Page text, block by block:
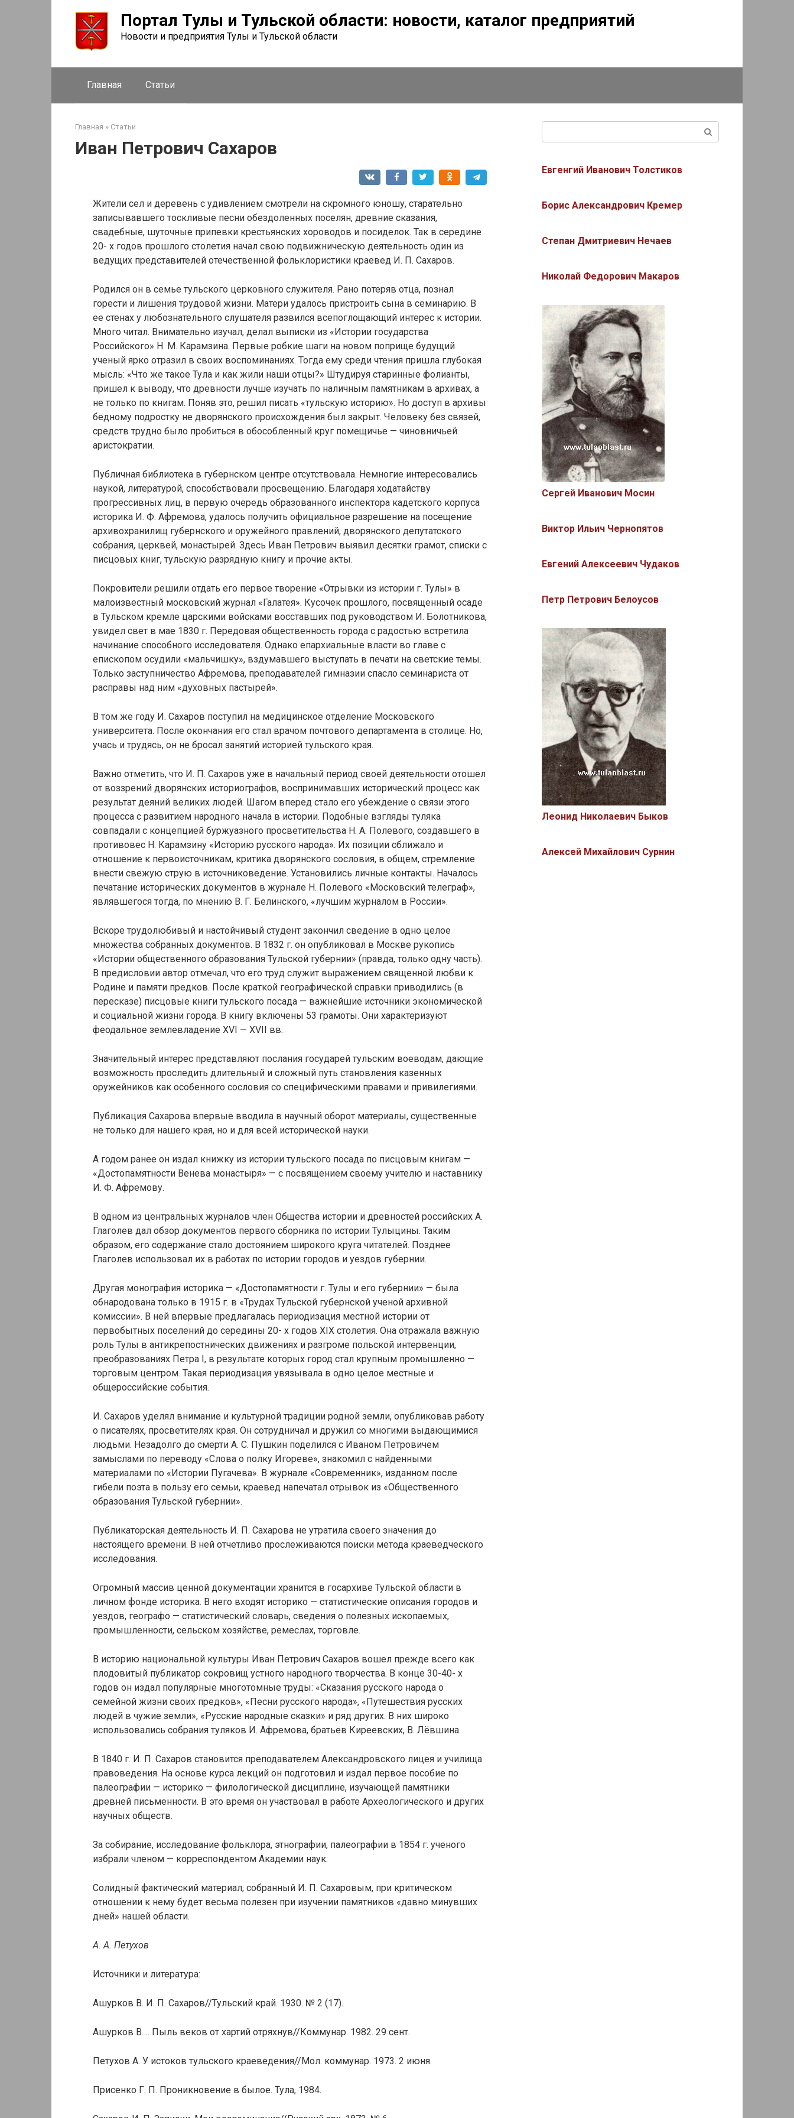
Портал Тулы и Тульской области: новости, каталог предприятий
Новости и предприятия Тулы и Тульской области
Главная Статьи
Главная » Статьи
Иван Петрович Сахаров
Жители сел и деревень с удивлением смотрели на скромного юношу, старательно
записывавшего тоскливые песни обездоленных поселян, древние сказания,
свадебные, шуточные припевки крестьянских хороводов и посиделок. Так в середине
20- х годов прошлого столетия начал свою подвижническую деятельность один из
ведущих представителей отечественной фольклористики краевед И. П. Сахаров.
Родился он в семье тульского церковного служителя. Рано потеряв отца, познал
горести и лишения трудовой жизни. Матери удалось пристроить сына в семинарию. В
ее стенах у любознательного слушателя развился всепоглощающий интерес к истории.
Много читал. Внимательно изучал, делал выписки из «Истории государства
Российского» Н. М. Карамзина. Первые робкие шаги на новом поприще будущий
ученый ярко отразил в своих воспоминаниях. Тогда ему среди чтения пришла глубокая
мысль: «Что же такое Тула и как жили наши отцы?» Штудируя старинные фолианты,
пришел к выводу, что древности лучше изучать по наличным памятникам в архивах, а
не только по книгам. Поняв это, решил писать «тульскую историю». Но доступ в архивы
бедному подростку не дворянского происхождения был закрыт. Человеку без связей,
средств трудно было пробиться в обособленный круг помещичье — чиновничьей
аристократии.
Публичная библиотека в губернском центре отсутствовала. Немногие интересовались
наукой, литературой, способствовали просвещению. Благодаря ходатайству
прогрессивных лиц, в первую очередь образованного инспектора кадетского корпуса
историка И. Ф. Афремова, удалось получить официальное разрешение на посещение
архивохранилищ губернского и оружейного правлений, дворянского депутатского
собрания, церквей, монастырей. Здесь Иван Петрович выявил десятки грамот, списки с
писцовых книг, тульскую разрядную книгу и прочие акты.
Покровители решили отдать его первое творение «Отрывки из истории г. Тулы» в
малоизвестный московский журнал «Галатея». Кусочек прошлого, посвященный осаде
в Тульском кремле царскими войсками восставших под руководством И. Болотникова,
увидел свет в мае 1830 г. Передовая общественность города с радостью встретила
начинание способного исследователя. Однако епархиальные власти во главе с
епископом осудили «мальчишку», вздумавшего выступать в печати на светские темы.
Только заступничество Афремова, преподавателей гимназии спасло семинариста от
расправы над ним «духовных пастырей».
В том же году И. Сахаров поступил на медицинское отделение Московского
университета. После окончания его стал врачом почтового департамента в столице. Но,
учась и трудясь, он не бросал занятий историей тульского края.
Важно отметить, что И. П. Сахаров уже в начальный период своей деятельности отошел
от воззрений дворянских историографов, воспринимавших исторический процесс как
результат деяний великих людей. Шагом вперед стало его убеждение о связи этого
процесса с развитием народного начала в истории. Подобные взгляды туляка
совпадали с концепцией буржуазного просветительства Н. А. Полевого, создавшего в
противовес Н. Карамзину «Историю русского народа». Их позиции сближало и
отношение к первоисточникам, критика дворянского сословия, в общем, стремление
внести свежую струю в источниковедение. Установились личные контакты. Началось
печатание исторических документов в журнале Н. Полевого «Московский телеграф»,
являвшегося тогда, по мнению В. Г. Белинского, «лучшим журналом в России».
Вскоре трудолюбивый и настойчивый студент закончил сведение в одно целое
множества собранных документов. В 1832 г. он опубликовал в Москве рукопись
«Истории общественного образования Тульской губернии» (правда, только одну часть).
В предисловии автор отмечал, что его труд служит выражением священной любви к
Родине и памяти предков. После краткой географической справки приводились (в
пересказе) писцовые книги тульского посада — важнейшие источники экономической
и социальной жизни города. В книгу включены 53 грамоты. Они характеризуют
феодальное землевладение XVI — XVII вв.
Значительный интерес представляют послания государей тульским воеводам, дающие
возможность проследить длительный и сложный путь становления казенных
оружейников как особенного сословия со специфическими правами и привилегиями.
Публикация Сахарова впервые вводила в научный оборот материалы, существенные
не только для нашего края, но и для всей исторической науки.
А годом ранее он издал книжку из истории тульского посада по писцовым книгам —
«Достопамятности Венева монастыря» — с посвящением своему учителю и наставнику
И. Ф. Афремову.
В одном из центральных журналов член Общества истории и древностей российских А.
Глаголев дал обзор документов первого сборника по истории Тулыцины. Таким
образом, его содержание стало достоянием широкого круга читателей. Позднее
Глаголев использовал их в работах по истории городов и уездов губернии.
Другая монография историка — «Достопамятности г. Тулы и его губернии» — была
обнародована только в 1915 г. в «Трудах Тульской губернской ученой архивной
комиссии». В ней впервые предлагалась периодизация местной истории от
первобытных поселений до середины 20- х годов XIX столетия. Она отражала важную
роль Тулы в антикрепостнических движениях и разгроме польской интервенции,
преобразованиях Петра I, в результате которых город стал крупным промышленно —
торговым центром. Такая периодизация увязывала в одно целое местные и
общероссийские события.
И. Сахаров уделял внимание и культурной традиции родной земли, опубликовав работу
о писателях, просветителях края. Он сотрудничал и дружил со многими выдающимися
людьми. Незадолго до смерти А. С. Пушкин поделился с Иваном Петровичем
замыслами по переводу «Слова о полку Игореве», знакомил с найденными
материалами по «Истории Пугачева». В журнале «Современник», изданном после
гибели поэта в пользу его семьи, краевед напечатал отрывок из «Общественного
образования Тульской губернии».
Публикаторская деятельность И. П. Сахарова не утратила своего значения до
настоящего времени. В ней отчетливо прослеживаются поиски метода краеведческого
исследования.
Огромный массив ценной документации хранится в госархиве Тульской области в
личном фонде историка. В него входят историко — статистические описания городов и
уездов, географо — статистический словарь, сведения о полезных ископаемых,
промышленности, сельском хозяйстве, ремеслах, торговле.
В историю национальной культуры Иван Петрович Сахаров вошел прежде всего как
плодовитый публикатор сокровищ устного народного творчества. В конце 30-40- х
годов он издал популярные многотомные труды: «Сказания русского народа о
семейной жизни своих предков», «Песни русского народа», «Путешествия русских
людей в чужие земли», «Русские народные сказки» и ряд других. В них широко
использовались собрания туляков И. Афремова, братьев Киреевских, В. Лёвшина.
В 1840 г. И. П. Сахаров становится преподавателем Александровского лицея и училища
правоведения. На основе курса лекций он подготовил и издал первое пособие по
палеографии — историко — филологической дисциплине, изучающей памятники
древней письменности. В это время он участвовал в работе Археологического и других
научных обществ.
За собирание, исследование фольклора, этнографии, палеографии в 1854 г. ученого
избрали членом — корреспондентом Академии наук.
Солидный фактический материал, собранный И. П. Сахаровым, при критическом
отношении к нему будет весьма полезен при изучении памятников «давно минувших
дней» нашей области.
А. А. Петухов
Источники и литература:
Ашурков В. И. П. Сахаров//Тульский край. 1930. № 2 (17).
Ашурков В…. Пыль веков от хартий отряхнув//Коммунар. 1982. 29 сент.
Петухов А. У истоков тульского краеведения//Мол. коммунар. 1973. 2 июня.
Присенко Г. П. Проникновение в былое. Тула, 1984.
Евгенгий Иванович Толстиков
Борис Александрович Кремер
Степан Дмитриевич Нечаев
Николай Федорович Макаров
Сергей Иванович Мосин
Виктор Ильич Чернопятов
Евгений Алексеевич Чудаков
Петр Петрович Белоусов
Леонид Николаевич Быков
Алексей Михайлович Сурнин